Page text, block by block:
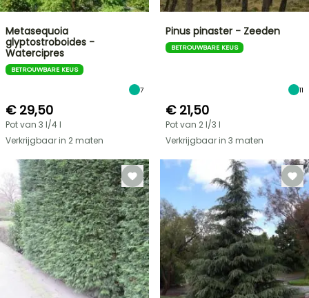
Metasequoia
glyptostroboides -
Watercipres
BETROUWBARE KEUS
7
€ 29,50
Pot van 3 l/4 l
Verkrijgbaar in 2 maten
Pinus pinaster - Zeeden
BETROUWBARE KEUS
11
€ 21,50
Pot van 2 l/3 l
Verkrijgbaar in 3 maten